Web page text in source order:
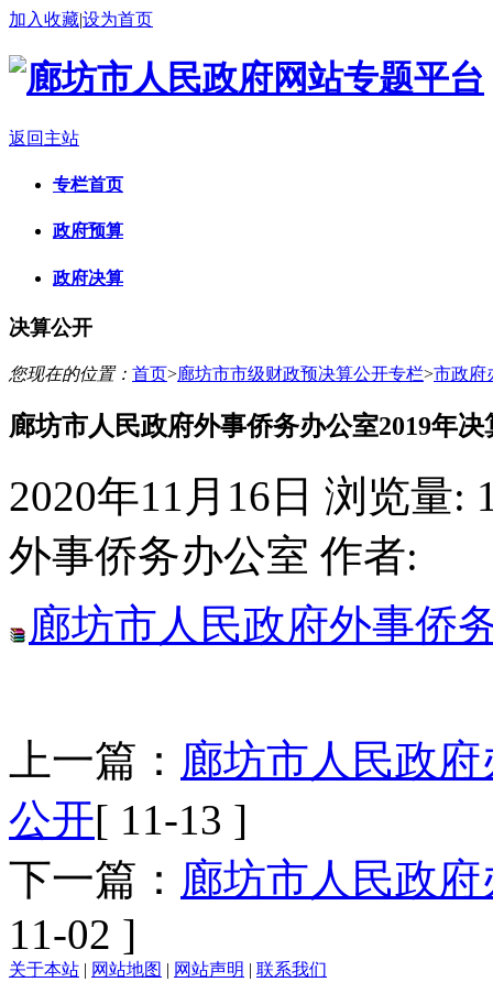
加入收藏|设为首页
返回主站
专栏首页
政府预算
政府决算
决算公开
您现在的位置： 首页>廊坊市市级财政预决算公开专栏>市政府
廊坊市人民政府外事侨务办公室2019年决
2020年11月16日 浏览量:
外事侨务办公室 作者:
廊坊市人民政府外事侨
上一篇： 廊坊市人民政
公开[ 11-13 ]
下一篇： 廊坊市人民政
11-02 ]
关于本站 | 网站地图 | 网站声明 | 联系我们